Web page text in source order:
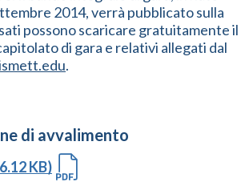
2014, verrà pubblicato sulla
possono scaricare gratuitamente il
di gara e relativi allegati dal
.
di avvalimento
KB)